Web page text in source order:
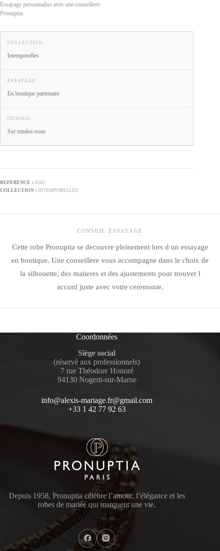
Essayage personnalise avec une conseillere
Pronuptia.
COLLECTION
Intemporelles
ESSAYAGE
En boutique partenaire
CONSEIL
Sur rendez-vous
6565
INTEMPORELLES
CONSEIL ESSAYAGE
Cette robe Pronuptia se decouvre pleinement lors d un essayage
en boutique. Une conseillere vous accompagne dans le choix de
la silhouette, des matieres et des ajustements pour trouver l
accord juste avec votre ceremonie.
Coordonnées
Siège social
(réservé aux professionnels)
7 rue Théodore Honoré
94130 Nogent-sur-Marne
info@alexis-mariage.fr@gmail.com
+33 1 42 77 92 63
Depuis 1958, Pronuptia célèbre l’amour, l’élégance et les
robes de mariée qui marquent une vie.